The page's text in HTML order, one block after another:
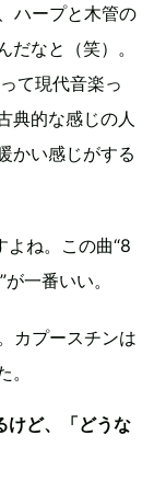
ハープと木管の
なと（笑）。
て現代音楽っ
典的な感じの人
かい感じがする
よね。この曲“8
一番いい。
カプースチンは
けど、「どうな